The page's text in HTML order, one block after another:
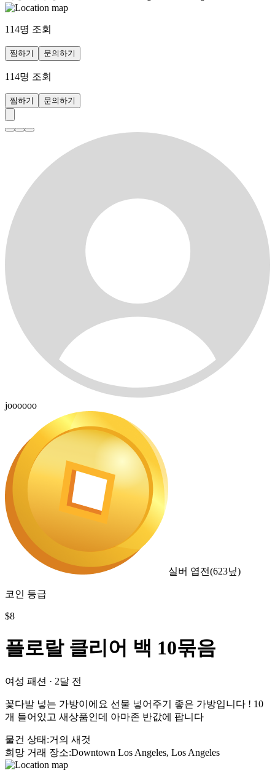
114명 조회
찜하기 문의하기
114명 조회
찜하기 문의하기
joooooo
실버 엽전(623닢)
코인 등급
$8
플로랄 클리어 백 10묶음
여성 패션 · 2달 전
꽃다발 넣는 가방이에요 선물 넣어주기 좋은 가방입니다 ! 10
개 들어있고 새상품인데 아마존 반값에 팝니다
물건 상태 :거의 새것
희망 거래 장소:Downtown Los Angeles, Los Angeles